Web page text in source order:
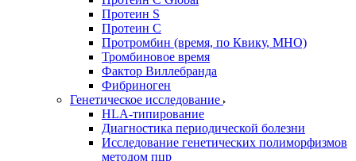
Протеин S
Протеин С
Протромбин (время, по Квику, МНО)
Тромбиновое время
Фактор Виллебранда
Фибриноген
Генетическое исследование
HLA-типирование
Диагностика периодической болезни
Исследование генетических полиморфизмов
методом пцр